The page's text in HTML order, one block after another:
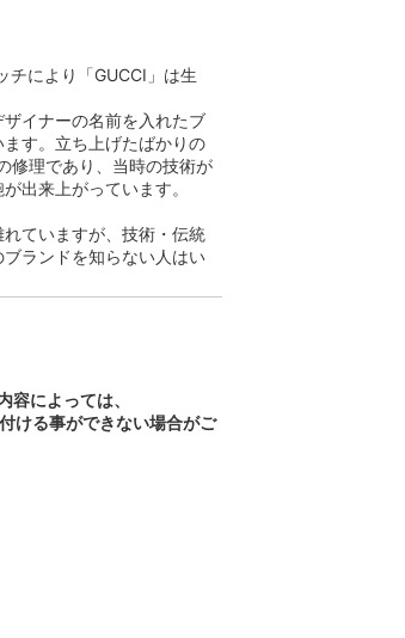
チにより「GUCCI」は生
イナーの名前を入れたブ
す。立ち上げたばかりの
修理であり、当時の技術が
出来上がっています。
ていますが、技術・伝統
ランドを知らない人はい
によっては、
ける事ができない場合がご